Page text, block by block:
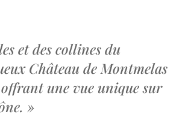
et des collines du
Château de Montmelas
une vue unique sur
»